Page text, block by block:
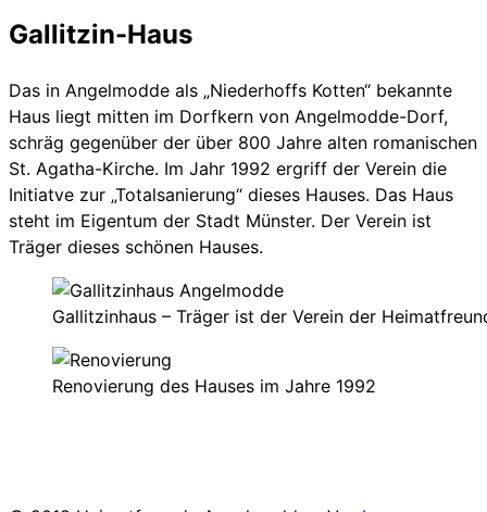
Gallitzin-Haus
Das in Angelmodde als „Niederhoffs Kotten“ bekannte
Haus liegt mitten im Dorfkern von Angelmodde-Dorf,
schräg gegenüber der über 800 Jahre alten romanischen
St. Agatha-Kirche. Im Jahr 1992 ergriff der Verein die
Initiatve zur „Totalsanierung“ dieses Hauses. Das Haus
steht im Eigentum der Stadt Münster. Der Verein ist
Träger dieses schönen Hauses.
Gallitzinhaus – Träger ist der Verein der
Renovierung des Hauses im Jahre 1992